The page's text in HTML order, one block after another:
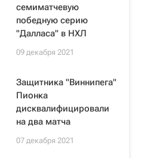
семиматчевую
победную серию
"Далласа" в НХЛ
09 декабря 2021
Защитника "Виннипега"
Пионка
дисквалифицировали
на два матча
07 декабря 2021